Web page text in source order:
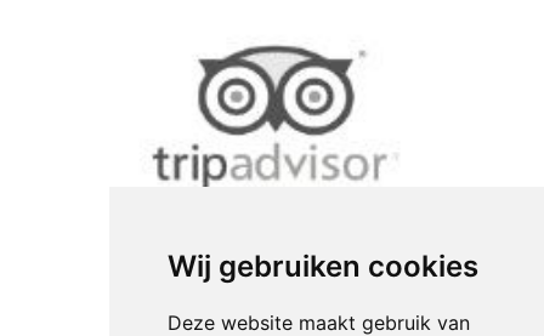
Wij gebruiken cookies
Deze website maakt gebruik van